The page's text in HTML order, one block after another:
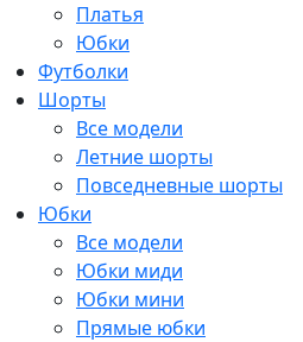
Платья
Юбки
Футболки
Шорты
Все модели
Летние шорты
Повседневные шорты
Юбки
Все модели
Юбки миди
Юбки мини
Прямые юбки